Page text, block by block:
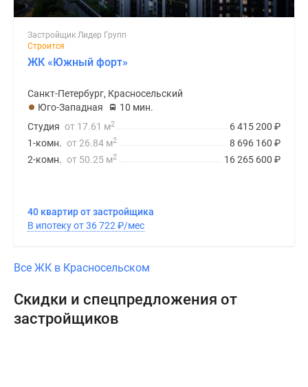
Застройщик Лидер Групп
Строится
ЖК «Южный форт»
Санкт-Петербург, Красносельский
Юго-Западная
10 мин.
6 415 200 ₽
Студия от 17.61 м2
8 696 160 ₽
1-комн. от 26.84 м2
16 265 600 ₽
2-комн. от 50.25 м2
40 квартир от застройщика
В ипотеку от 36 722 ₽/мес
Все ЖК в Красносельском
Скидки и спецпредложения от
застройщиков